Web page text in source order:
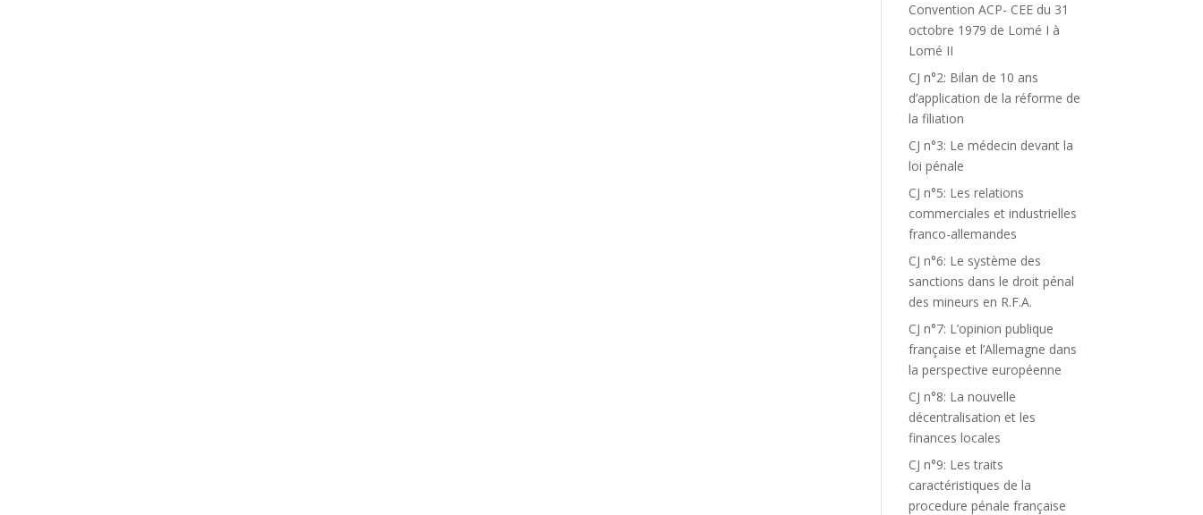
Convention ACP- CEE du 31
octobre 1979 de Lomé I à
Lomé II
CJ n°2: Bilan de 10 ans
d’application de la réforme de
la filiation
CJ n°3: Le médecin devant la
loi pénale
CJ n°5: Les relations
commerciales et industrielles
franco-allemandes
CJ n°6: Le système des
sanctions dans le droit pénal
des mineurs en R.F.A.
CJ n°7: L’opinion publique
française et l’Allemagne dans
la perspective européenne
CJ n°8: La nouvelle
décentralisation et les
finances locales
CJ n°9: Les traits
caractéristiques de la
procedure pénale française